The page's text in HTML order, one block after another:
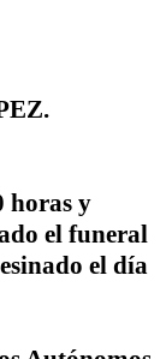
.
horas y
el funeral
el día